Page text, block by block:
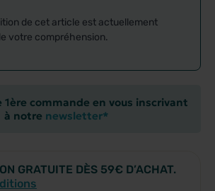
de cet article est actuellement
votre compréhension.
1ère commande en vous inscrivant
à notre newsletter*
GRATUITE DÈS 59€ D’ACHAT.